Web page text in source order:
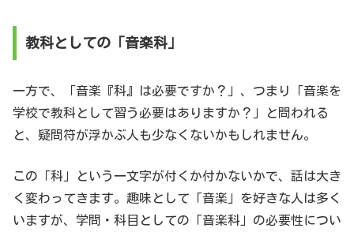
教科としての「音楽科」
一方で、「音楽『科』は必要ですか？」、つまり「音楽を
学校で教科として習う必要はありますか？」と問われる
と、疑問符が浮かぶ人も少なくないかもしれません。
この「科」という一文字が付くか付かないかで、話は大き
く変わってきます。趣味として「音楽」を好きな人は多く
いますが、学問・科目としての「音楽科」の必要性につい